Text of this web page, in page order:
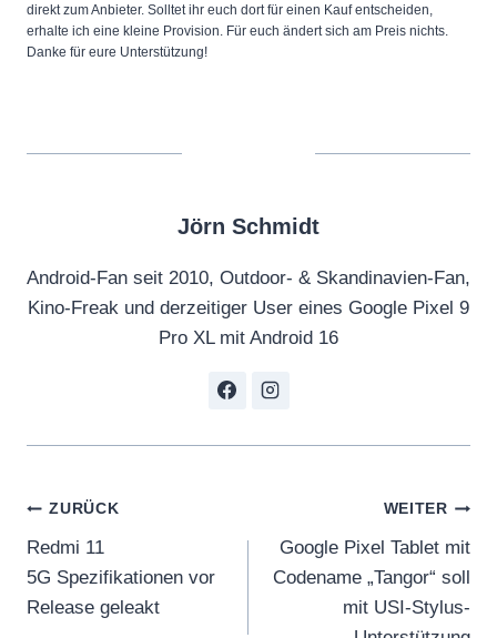
direkt zum Anbieter. Solltet ihr euch dort für einen Kauf entscheiden,
erhalte ich eine kleine Provision. Für euch ändert sich am Preis nichts.
Danke für eure Unterstützung!
Jörn Schmidt
Android-Fan seit 2010, Outdoor- & Skandinavien-Fan,
Kino-Freak und derzeitiger User eines Google Pixel 9
Pro XL mit Android 16
Beitragsnavigation
ZURÜCK
Redmi 11
5G Spezifikationen vor
Release geleakt
WEITER
Google Pixel Tablet mit
Codename „Tangor“ soll
mit USI-Stylus-